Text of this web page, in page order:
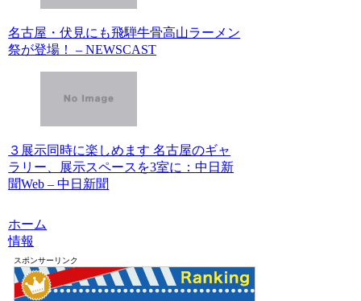
名古屋・伏見にも飛騨牛骨高山ラーメン
祭が登場！ – NEWSCAST
３展示同時に楽しめます 名古屋のギャ
ラリー、展示スペースを3室に：中日新
聞Web – 中日新聞
ホーム
情報
スポンサーリンク